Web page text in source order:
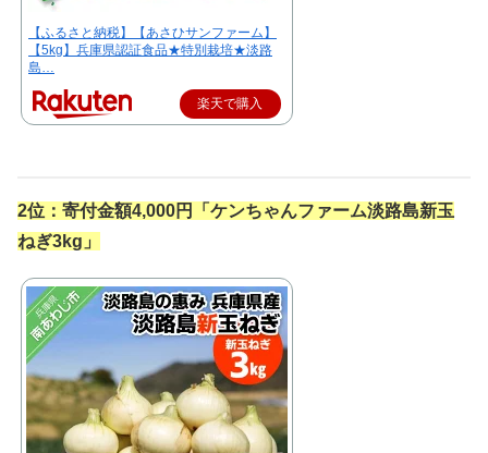
【ふるさと納税】【あさひサンファーム】
【5kg】兵庫県認証食品★特別栽培★淡路
島…
楽天で購入
2位： 寄付金額4,000円「ケンちゃんファーム淡路島新玉
ねぎ3kg」